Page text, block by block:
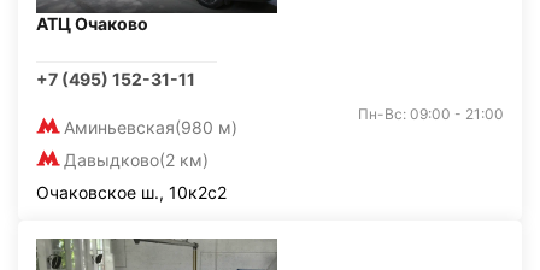
АТЦ Очаково
+7 (495) 152-31-11
Аминьевская(980 м)
Давыдково(2 км)
Пн-Вс: 09:00 - 21:00
Очаковское ш., 10к2с2